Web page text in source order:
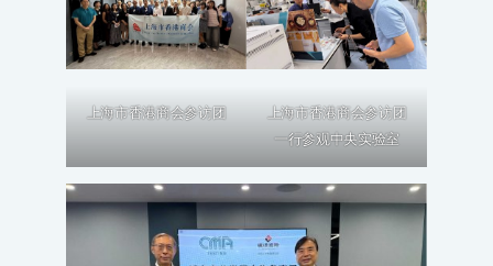
上海市香港商会参访团
上海市香港商会参访团
一行参观中央实验室